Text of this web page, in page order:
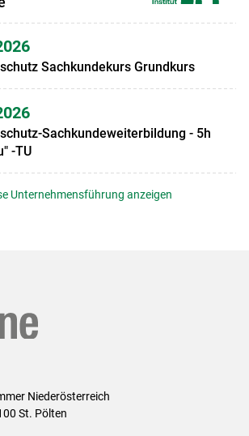
Sachkundekurs Grundkurs
Sachkundeweiterbildung - 5h
-TU
Unternehmensführung anzeigen
Niederösterreich
St. Pölten